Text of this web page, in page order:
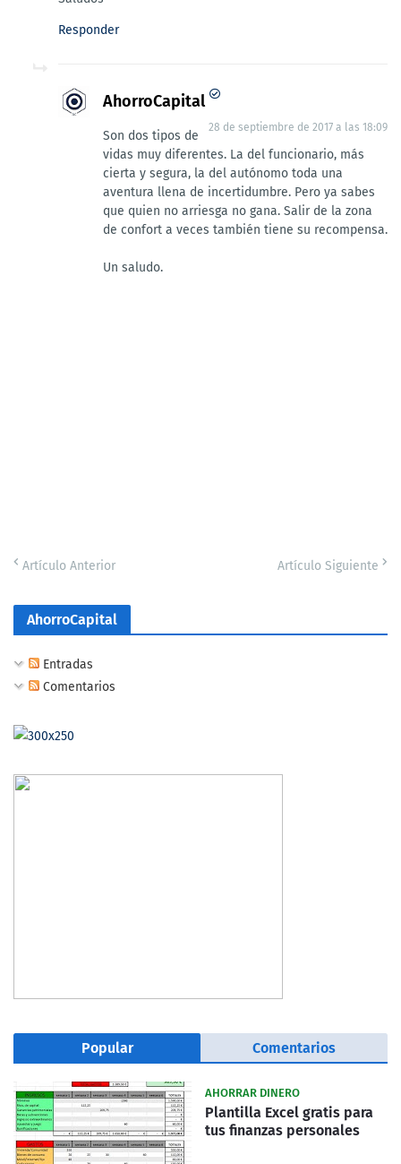
Responder
AhorroCapital
28 de septiembre de 2017 a las 18:09
Son dos tipos de
vidas muy diferentes. La del funcionario, más
cierta y segura, la del autónomo toda una
aventura llena de incertidumbre. Pero ya sabes
que quien no arriesga no gana. Salir de la zona
de confort a veces también tiene su recompensa.
Un saludo.
Artículo Anterior Artículo Siguiente
AhorroCapital
Entradas
Comentarios
Popular Comentarios
AHORRAR DINERO
Plantilla Excel gratis para
tus finanzas personales